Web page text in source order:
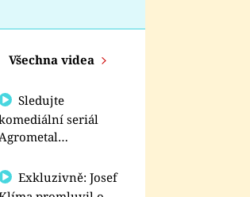
Všechna videa
Sledujte
seriál
Exkluzivně: Josef